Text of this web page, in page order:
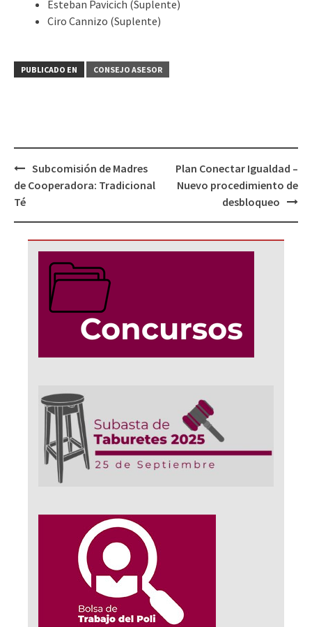
Esteban Pavicich (Suplente)
Ciro Cannizo (Suplente)
PUBLICADO EN CONSEJO ASESOR
Navegación
de
entradas
Subcomisión de Madres
de Cooperadora: Tradicional
Té
Plan Conectar Igualdad –
Nuevo procedimiento de
desbloqueo